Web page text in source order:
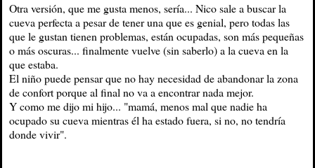
Otra versión, que me gusta menos, sería... Nico sale a buscar la
cueva perfecta a pesar de tener una que es genial, pero todas las
que le gustan tienen problemas, están ocupadas, son más pequeñas
o más oscuras... finalmente vuelve (sin saberlo) a la cueva en la
que estaba.
El niño puede pensar que no hay necesidad de abandonar la zona
de confort porque al final no va a encontrar nada mejor.
Y como me dijo mi hijo... "mamá, menos mal que nadie ha
ocupado su cueva mientras él ha estado fuera, si no, no tendría
donde vivir".